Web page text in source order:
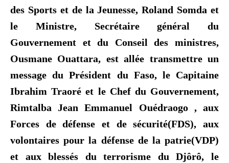
des Sports et de la Jeunesse, Roland Somda et
le Ministre, Secrétaire général du
Gouvernement et du Conseil des ministres,
Ousmane Ouattara, est allée transmettre un
message du Président du Faso, le Capitaine
Ibrahim Traoré et le Chef du Gouvernement,
Rimtalba Jean Emmanuel Ouédraogo , aux
Forces de défense et de sécurité(FDS), aux
volontaires pour la défense de la patrie(VDP)
et aux blessés du terrorisme du Djôrô, le